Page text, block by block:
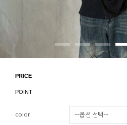
PRICE
POINT
color